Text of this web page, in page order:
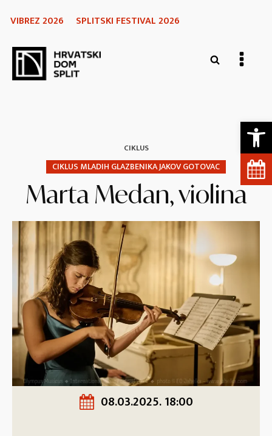
VIBREZ 2026 SPLITSKI FESTIVAL 2026
CIKLUS
CIKLUS MLADIH GLAZBENIKA JAKOV GOTOVAC
Marta Medan, violina
08.03.2025. 18:00